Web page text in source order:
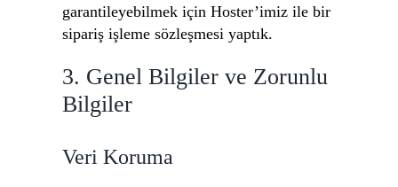
garantileyebilmek için Hoster’imiz ile bir
sipariş işleme sözleşmesi yaptık.
3. Genel Bilgiler ve Zorunlu
Bilgiler
Veri Koruma